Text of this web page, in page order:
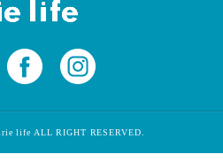
life ALL RIGHT RESERVED.